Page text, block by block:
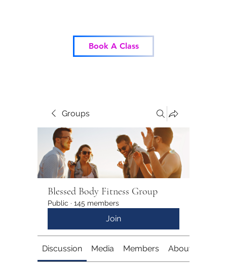
Book A Class
Groups
Blessed Body Fitness Group
Public · 145 members
Join
Discussion Media Members About